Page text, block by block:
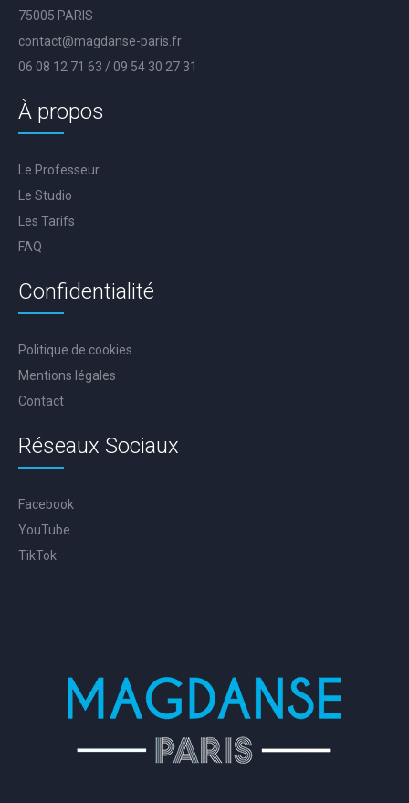
75005 PARIS
contact@magdanse-paris.fr
06 08 12 71 63 / 09 54 30 27 31
À propos
Le Professeur
Le Studio
Les Tarifs
FAQ
Confidentialité
Politique de cookies
Mentions légales
Contact
Réseaux Sociaux
Facebook
YouTube
TikTok